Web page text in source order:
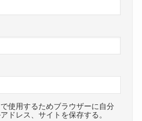
使用するためブラウザーに自分
ドレス、サイトを保存する。